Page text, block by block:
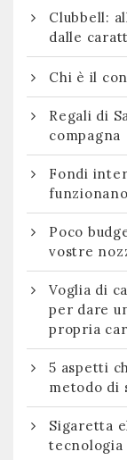
Clubbell:
dalle
Chi è il
Regali di
compagna
Fondi
funzionano
Poco
vostre
Voglia di
per dare
propria
5 aspetti
metodo di
Sigaretta
tecnologia